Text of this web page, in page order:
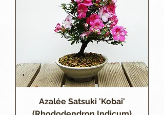
Azalée Satsuki 'Kobai'